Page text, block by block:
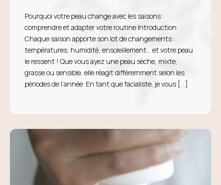
Pourquoi votre peau change avec les saisons :
comprendre et adapter votre routine Introduction
Chaque saison apporte son lot de changements :
températures, humidité, ensoleillement… et votre peau
le ressent ! Que vous ayez une peau sèche, mixte,
grasse ou sensible, elle réagit différemment selon les
périodes de l’année. En tant que facialiste, je vous […]